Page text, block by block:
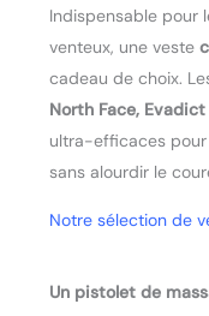
Indispensable pour
venteux, une veste
cadeau de choix.
North Face, Evadict
ultra-efficaces
sans alourdir le
Notre sélection de
Un pistolet de